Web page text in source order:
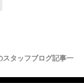
スタッフブログ記事一